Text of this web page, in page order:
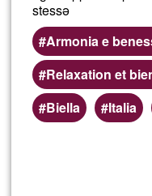
stessə
Armonia e
Relaxation et
Biella
Italia